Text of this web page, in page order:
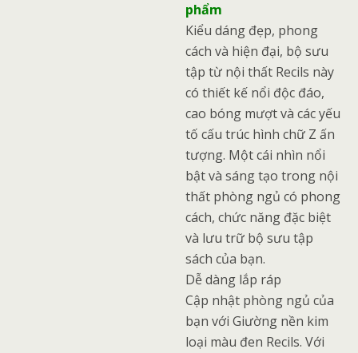
phẩm
Kiểu dáng đẹp, phong
cách và hiện đại, bộ sưu
tập từ nội thất Recils này
có thiết kế nổi độc đáo,
cao bóng mượt và các yếu
tố cấu trúc hình chữ Z ấn
tượng. Một cái nhìn nổi
bật và sáng tạo trong nội
thất phòng ngủ có phong
cách, chức năng đặc biệt
và lưu trữ bộ sưu tập
sách của bạn.
Dễ dàng lắp ráp
Cập nhật phòng ngủ của
bạn với Giường nền kim
loại màu đen Recils. Với